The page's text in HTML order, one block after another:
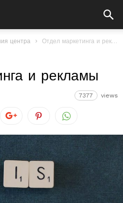
центра Отдел маркетинга и рекламы
и рекламы
7377 views